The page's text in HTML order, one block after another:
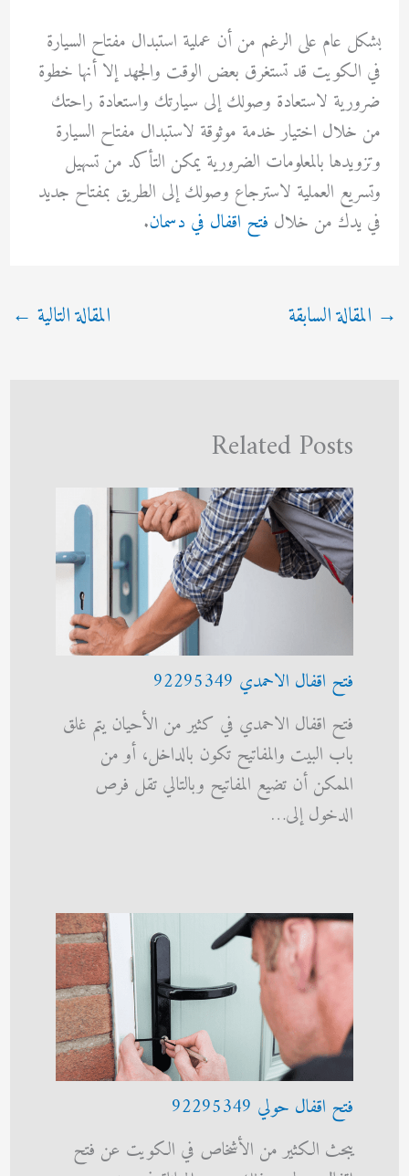
بشكل عام على الرغم من أن عملية استبدال مفتاح السيارة
في الكويت قد تستغرق بعض الوقت والجهد إلا أنها خطوة
ضرورية لاستعادة وصولك إلى سيارتك واستعادة راحتك
من خلال اختيار خدمة موثوقة لاستبدال مفتاح السيارة
وتزويدها بالمعلومات الضرورية يمكن التأكد من تسهيل
وتسريع العملية لاسترجاع وصولك إلى الطريق بمفتاح جديد
في يدك من خلال فتح اقفال في دسمان.
→ المقالة السابقة المقالة التالية ←
Related Posts
فتح اقفال الاحمدي 92295349
فتح اقفال الاحمدي في كثير من الأحيان يتم غلق
باب البيت والمفاتيح تكون بالداخل، أو من
الممكن أن تضيع المفاتيح وبالتالي تقل فرص
الدخول إلى…
فتح اقفال حولي 92295349
يبحث الكثير من الأشخاص في الكويت عن فتح